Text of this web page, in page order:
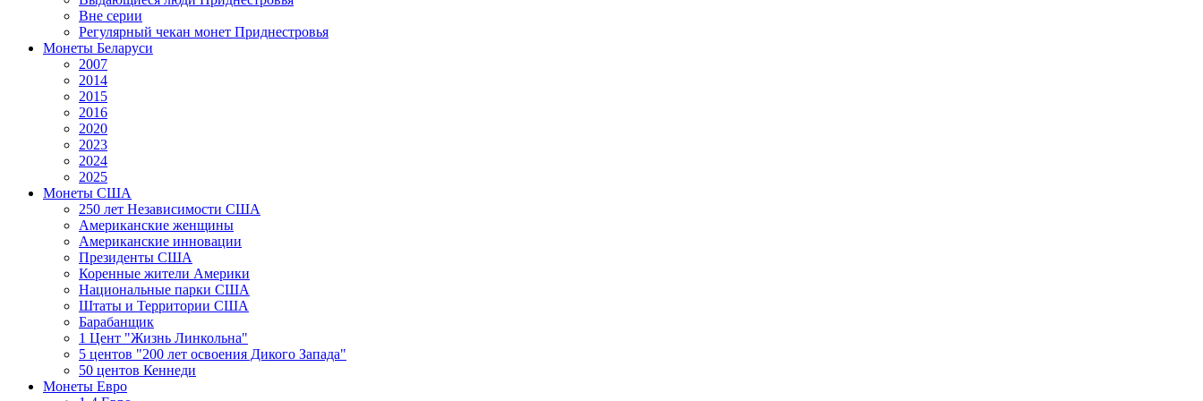
Вне серии
Регулярный чекан монет Приднестровья
Монеты Беларуси
2007
2014
2015
2016
2020
2023
2024
2025
Монеты США
250 лет Независимости США
Американские женщины
Американские инновации
Президенты США
Коренные жители Америки
Национальные парки США
Штаты и Территории США
Барабанщик
1 Цент "Жизнь Линкольна"
5 центов "200 лет освоения Дикого Запада"
50 центов Кеннеди
Монеты Евро